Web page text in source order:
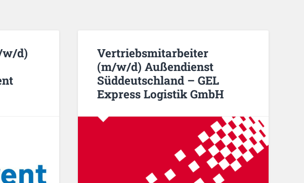
w/d)
Vertriebsmitarbeiter
(m/w/d) Außendienst
Süddeutschland – GEL
Express Logistik GmbH